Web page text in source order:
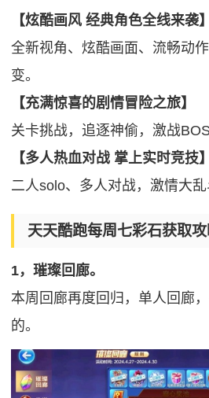
【炫酷画风 经典角色全线来袭】
全新视角、炫酷画面、流畅动
变。
【充满惊喜的剧情冒险之旅】
关卡挑战，追逐神偷，激战
【多人热血对战 掌上实时竞技】
二人solo、多人对战，激情大乱
天天酷跑每周七彩石获取
1，璀璨回廊。
本周回廊再度回归，单人回廊
的。